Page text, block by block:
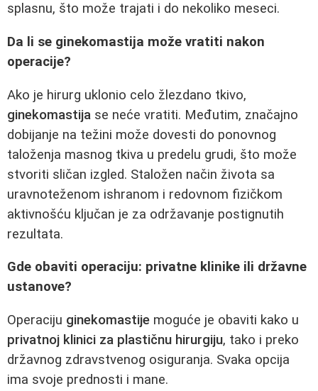
splasnu, što može trajati i do nekoliko meseci.
Da li se ginekomastija može vratiti nakon
operacije?
Ako je hirurg uklonio celo žlezdano tkivo,
ginekomastija se neće vratiti. Međutim, značajno
dobijanje na težini može dovesti do ponovnog
taloženja masnog tkiva u predelu grudi, što može
stvoriti sličan izgled. Staložen način života sa
uravnoteženom ishranom i redovnom fizičkom
aktivnošću ključan je za održavanje postignutih
rezultata.
Gde obaviti operaciju: privatne klinike ili državne
ustanove?
Operaciju ginekomastije moguće je obaviti kako u
privatnoj klinici za plastičnu hirurgiju, tako i preko
državnog zdravstvenog osiguranja. Svaka opcija
ima svoje prednosti i mane.